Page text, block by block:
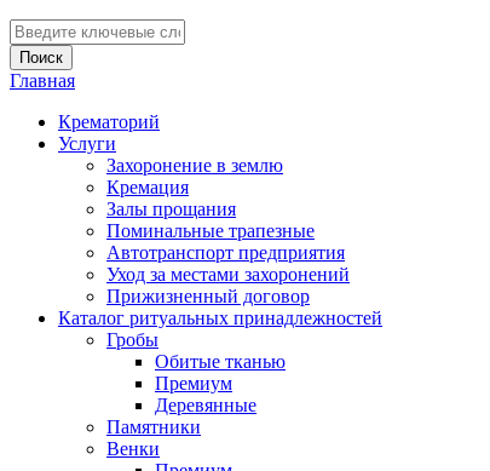
Введите ключевые слова для поиска
Вы здесь
Главная
Крематорий
Услуги
Захоронение в землю
Кремация
Залы прощания
Поминальные трапезные
Автотранспорт предприятия
Уход за местами захоронений
Прижизненный договор
Каталог ритуальных принадлежностей
Гробы
Обитые тканью
Премиум
Деревянные
Памятники
Венки